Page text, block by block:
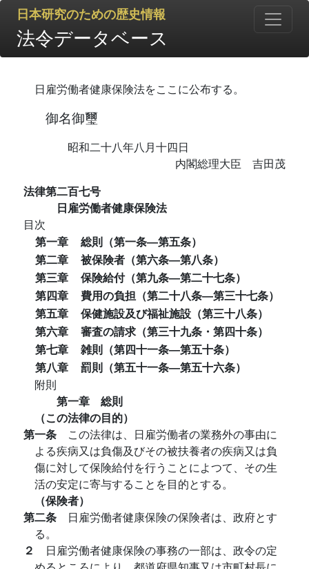
日本研究のための歴史情報
法令データベース
日雇労働者健康保険法をここに公布する。
御名御璽
昭和二十八年八月十四日
内閣総理大臣 吉田茂
法律第二百七号
日雇労働者健康保険法
目次
第一章
総則（第一条―第五条）
第二章
被保険者（第六条―第八条）
第三章
保険給付（第九条―第二十七条）
第四章
費用の負担（第二十八条―第三十七条）
第五章
保健施設及び福祉施設（第三十八条）
第六章
審査の請求（第三十九条・第四十条）
第七章
雑則（第四十一条―第五十条）
第八章
罰則（第五十一条―第五十六条）
附則
第一章 総則
（この法律の目的）
第一条 この法律は、日雇労働者の業務外の事由に
よる疾病又は負傷及びその被扶養者の疾病又は負
傷に対して保険給付を行うことによつて、その生
活の安定に寄与することを目的とする。
（保険者）
第二条 日雇労働者健康保険の保険者は、政府とす
る。
２ 日雇労働者健康保険の事務の一部は、政令の定